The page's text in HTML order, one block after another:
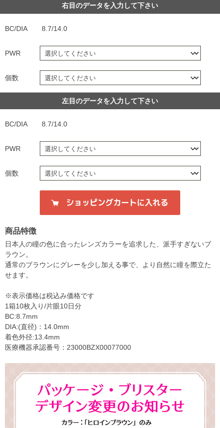
右目のデータを入力して下さい
BC/DIA 8.7/14.0
PWR
個数
左目のデータを入力して下さい
BC/DIA 8.7/14.0
PWR
個数
商品特徴
日本人の瞳の色に合ったレンズカラーを追求した、派手すぎないブ
ラウン。
通常のブラウンにグレーを少し加える事で、より自然に瞳を際立た
せます。
※表示価格は税込み価格です
1箱10枚入り/片眼10日分
BC:8.7mm
DIA:(直径)：14.0mm
着色外径:13.4mm
医療機器承認番号：23000BZX00077000